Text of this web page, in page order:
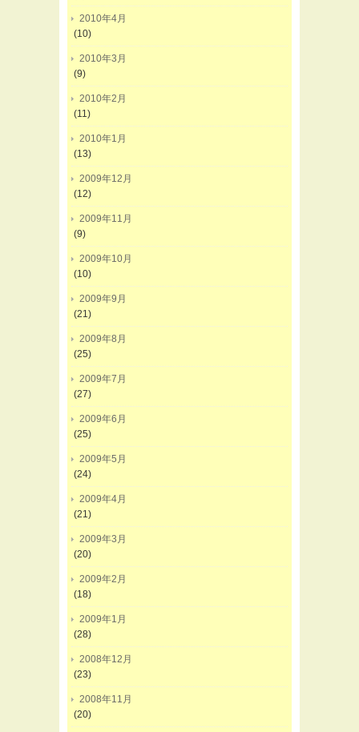
2010年4月
(10)
2010年3月
(9)
2010年2月
(11)
2010年1月
(13)
2009年12月
(12)
2009年11月
(9)
2009年10月
(10)
2009年9月
(21)
2009年8月
(25)
2009年7月
(27)
2009年6月
(25)
2009年5月
(24)
2009年4月
(21)
2009年3月
(20)
2009年2月
(18)
2009年1月
(28)
2008年12月
(23)
2008年11月
(20)